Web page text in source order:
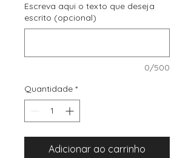
Escreva aqui o texto que deseja
escrito (opcional)
0/500
Quantidade *
Adicionar ao carrinho